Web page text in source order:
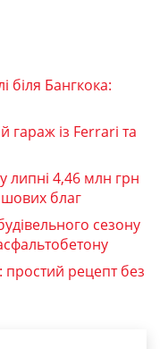
біля Бангкока:
гараж із Ferrari та
липні 4,46 млн грн
благ
сезону
простий рецепт без